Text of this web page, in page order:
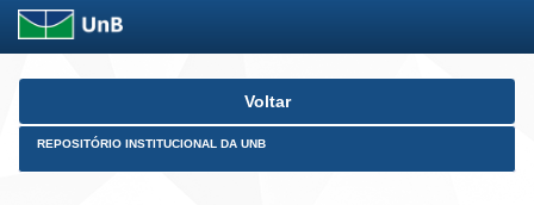
Skip
Voltar
REPOSITÓRIO INSTITUCIONAL DA UNB